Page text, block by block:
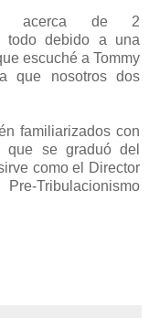
acerca de 2
todo debido a una
escuché a Tommy
que nosotros dos
familiarizados con
que se graduó del
como el Director
Tribulacionismo